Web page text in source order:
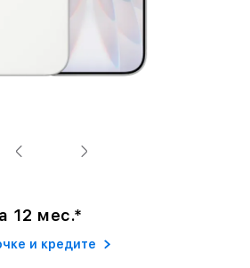
12 мес.*
и кредите